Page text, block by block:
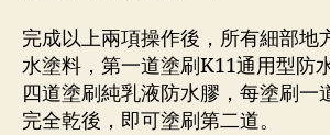
完成以上兩項操作後，所有細部地
水塗料，第一道塗刷K11通用型防
四道塗刷純乳液防水膠，每塗刷一
完全乾後，即可塗刷第二道。